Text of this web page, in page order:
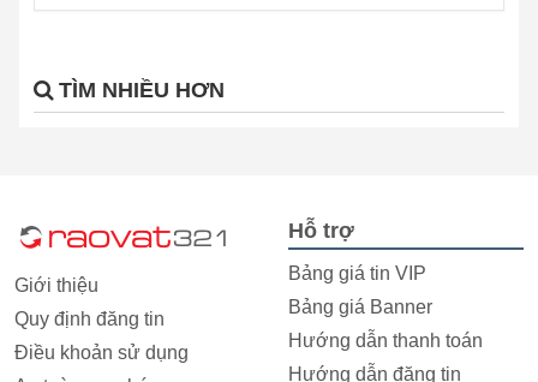
TÌM NHIỀU HƠN
Giới thiệu
Quy định đăng tin
Điều khoản sử dụng
Hỗ trợ
Bảng giá tin VIP
Bảng giá Banner
Hướng dẫn thanh toán
Hướng dẫn đăng tin